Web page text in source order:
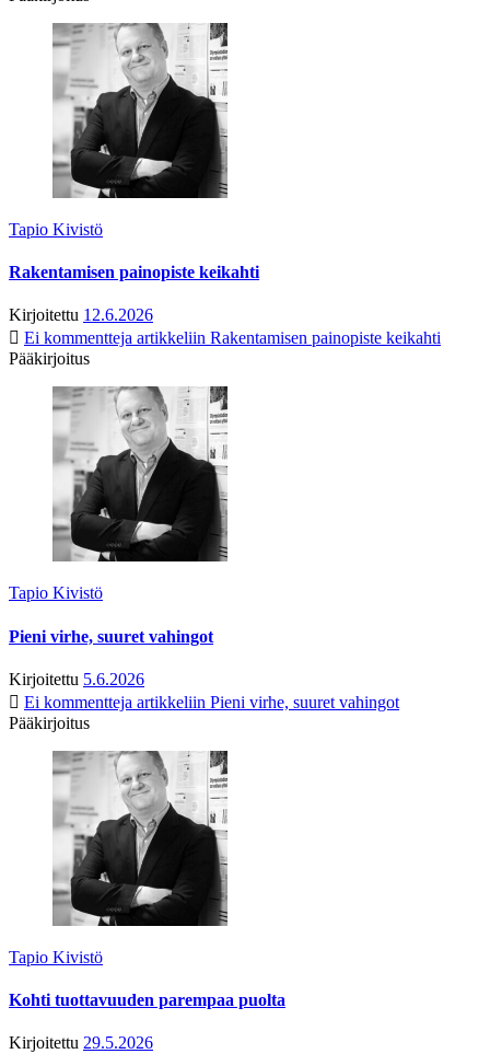
Tapio Kivistö
Rakentamisen painopiste keikahti
Kirjoitettu 12.6.2026
Ei kommentteja artikkeliin Rakentamisen painopiste keikahti
Pääkirjoitus
Tapio Kivistö
Pieni virhe, suuret vahingot
Kirjoitettu 5.6.2026
Ei kommentteja artikkeliin Pieni virhe, suuret vahingot
Pääkirjoitus
Tapio Kivistö
Kohti tuottavuuden parempaa puolta
Kirjoitettu 29.5.2026